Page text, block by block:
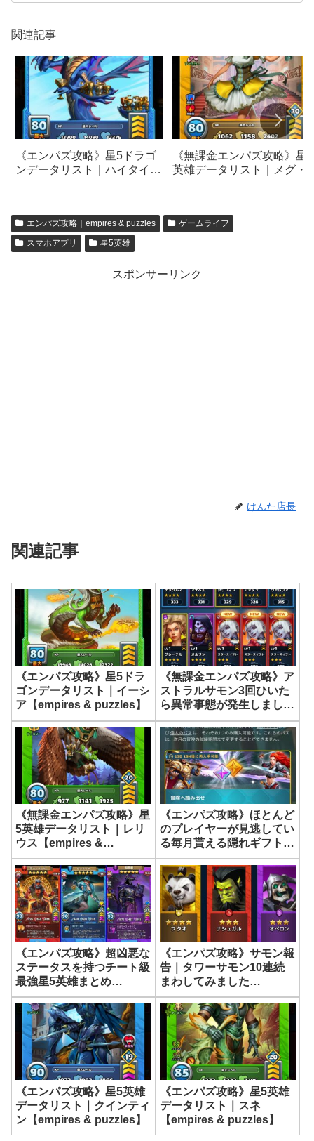
関連記事
《エンパズ攻略》星5ドラゴ
ンデータリスト｜ハイタイド
《無課金エンパズ攻略》星5
英雄データリスト｜メグ・
エンパズ攻略｜empires & puzzles
ゲームライフ
スマホアプリ
星5英雄
スポンサーリンク
けんた店長
関連記事
《エンパズ攻略》星5ドラ
ゴンデータリスト｜イーシ
ア【empires & puzzles】
《無課金エンパズ攻略》ア
ストラルサモン3回ひいた
ら異常事態が発生しまし
た…【empires &
puzzles】
《無課金エンパズ攻略》星
5英雄データリスト｜レリ
ウス【empires &
puzzles】
《エンパズ攻略》ほとんど
のプレイヤーが見逃してい
る毎月貰える隠れギフト
【empires & puzzles】
《エンパズ攻略》超凶悪な
ステータスを持つチート級
最強星5英雄まとめ
【empires & puzzles】
《エンパズ攻略》サモン報
告｜タワーサモン10連続
まわしてみました
【empires & puzzles】
《エンパズ攻略》星5英雄
データリスト｜クインティ
ン【empires & puzzles】
《エンパズ攻略》星5英雄
データリスト｜スネ
【empires & puzzles】